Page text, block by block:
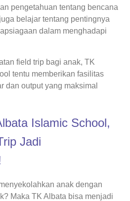
pengetahuan tentang bencana
belajar tentang pentingnya
dalam menghadapi
field trip bagi anak, TK
tentu memberikan fasilitas
dan output yang maksimal
Islamic School,
Jadi
anak dengan
Maka TK Albata bisa menjadi